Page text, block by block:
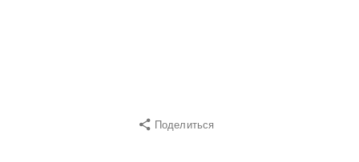
Поделиться